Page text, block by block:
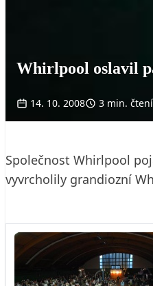
Whirlpool oslavil
14. 10. 2008 3 min. čtení
Společnost Whirlpool
vyvrcholily grandiozní